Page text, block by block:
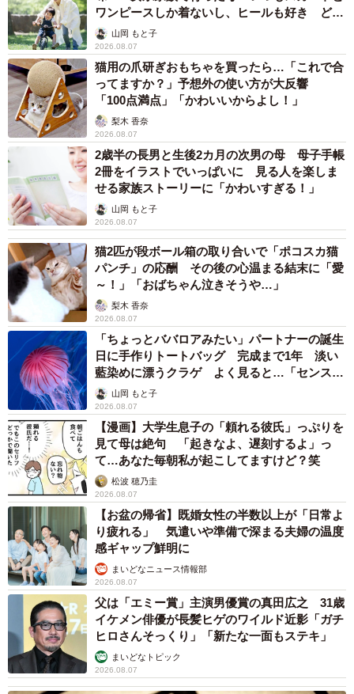
ワンピースしか着ないし、ヒールも好き どの
へんが…
山岡 もと子
2026.08.07
猫用の爪研ぎおもちゃを買ったら…「これで合
ってますか？」予想外の使い方が大反響
「100点満点」「かわいいからよし！」
梨木 香奈
2026.08.07
2歳半の長男と生後2カ月の次男の母 母子手帳
2冊をイラストでいっぱいに 見る人を楽しま
せる家族ストーリーに「かわいすぎる！」
山岡 もと子
2026.08.07
猫2匹が段ボール箱の取り合いで「ポコスカ猫
パンチ」の応酬 その後の心温まる結末に「愛
～！」「おばちゃん泣きそうや…」
梨木 香奈
2026.08.07
「ちょっとババロアみたい」パートナーの誕生
日に手作りトートバッグ 完成まで1年 淡い
藍染めに漂うクラゲ よく見ると…「センスす
ごい」山岡 もと子
2026.08.07
【漫画】大学生息子の「頼れる彼氏」っぷりを
見て母は絶句 「起きなよ、遅刻するよ」っ
て…あなた毎朝私が起こしてますけど？笑
松波 穂乃圭
2026.08.07
【お盆の帰省】既婚女性の半数以上が「日常よ
り疲れる」 気遣いや準備で深まる夫婦の温度
感ギャップ鮮明に
まいどなニュース情報部
2026.08.07
父は「エミー賞」主演男優賞の真田広之 31歳
イケメン俳優が長髪ヒゲのワイルド近影「ガチ
ヒロさんそっくり」「新たな一面もステキ」
まいどなトピック
2026.08.07